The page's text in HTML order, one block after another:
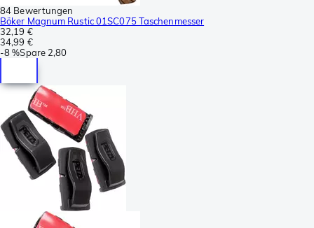
84 Bewertungen
Böker Magnum Rustic 01SC075 Taschenmesser
32,19 €
34,99 €
-8 %Spare 2,80